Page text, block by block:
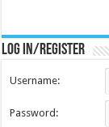
Log in/register
Username:
Password: